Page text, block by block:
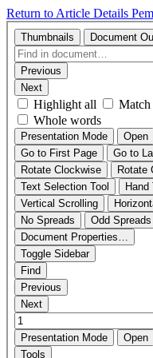
Return to Article Details